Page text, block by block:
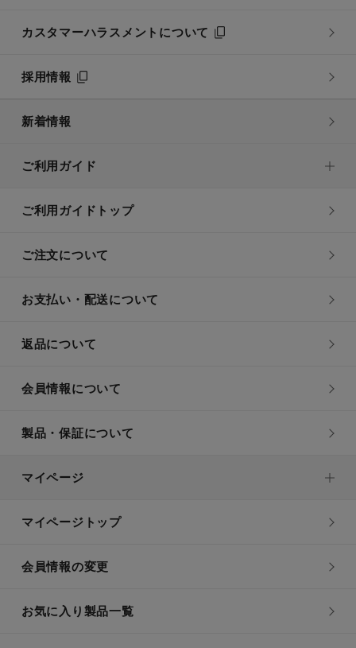
カスタマーハラスメントについて
採用情報
新着情報
ご利用ガイド
ご利用ガイドトップ
ご注文について
お支払い・配送について
返品について
会員情報について
製品・保証について
マイページ
マイページトップ
会員情報の変更
お気に入り製品一覧